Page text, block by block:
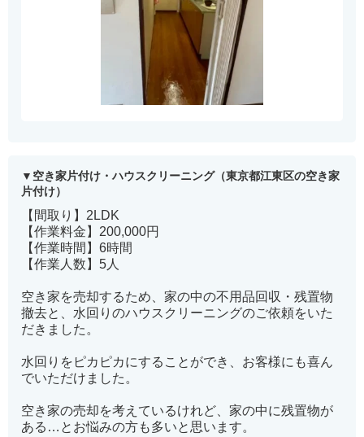
空き家片付け・ハウスクリーニング（東京都江東区の空き家
片付け）
【間取り】2LDK
【作業料金】200,000円
【作業時間】6時間
【作業人数】5人
空き家を売却するため、家の中の不用品回収・残置物
撤去と、水回りのハウスクリーニングのご依頼をいた
だきました。
水回りをピカピカにすることができ、お客様にも喜ん
でいただけました。
空き家の売却を考えているけれど、家の中に残置物が
ある…とお悩みの方も多いと思います。